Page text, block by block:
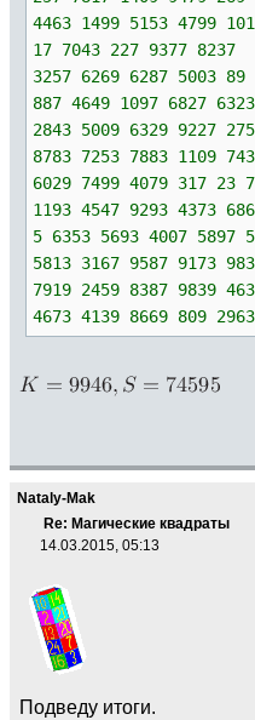
4463 1499 5153 4799
17 7043 227 9377 8237
3257 6269 6287 5003
887 4649 1097 6827 6323
2843 5009 6329 9227
8783 7253 7883 1109 743
6029 7499 4079 317 23
1193 4547 9293 4373
5 6353 5693 4007 5897
5813 3167 9587 9173 983
7919 2459 8387 9839
4673 4139 8669 809 2963
Nataly-Mak
Re: Магические квадраты
14.03.2015, 05:13
Подведу итоги.